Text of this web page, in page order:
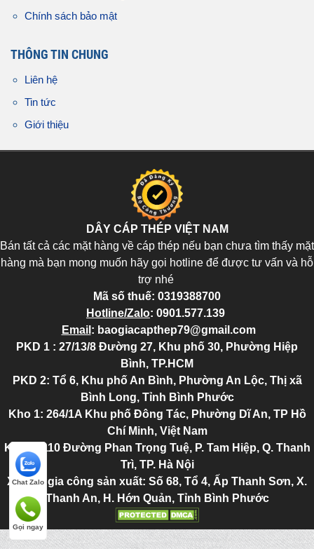
Chính sách bảo mật
THÔNG TIN CHUNG
Liên hệ
Tin tức
Giới thiệu
DÂY CÁP THÉP VIỆT NAM
Bán tất cả các mặt hàng về cáp thép nếu bạn chưa tìm thấy mặt
hàng mà bạn mong muốn hãy gọi hotline để được tư vấn và hỗ
trợ nhé
Mã số thuế: 0319388700
Hotline/Zalo: 0901.577.139
Email : baogiacapthep79@gmail.com
PKD 1 : 27/13/8 Đường 27, Khu phố 30, Phường Hiệp
Bình, TP.HCM
PKD 2: Tổ 6, Khu phố An Bình, Phường An Lộc, Thị xã
Bình Long, Tỉnh Bình Phước
Kho 1: 264/1A Khu phố Đông Tác, Phường Dĩ An, TP Hồ
Chí Minh, Việt Nam
Kho 2
: 110 Đường Phan Trọng Tuệ, P. Tam Hiệp, Q. Thanh
Trì, TP. Hà Nội
Xưởng gia công sản xuất: Số 68, Tổ 4, Ấp Thanh Sơn, X.
Thanh An, H. Hớn Quản, Tỉnh Bình Phước
Chat Zalo
Gọi ngay